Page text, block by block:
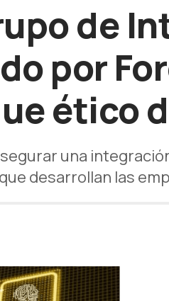
de
por
ético
una
desarrollan las